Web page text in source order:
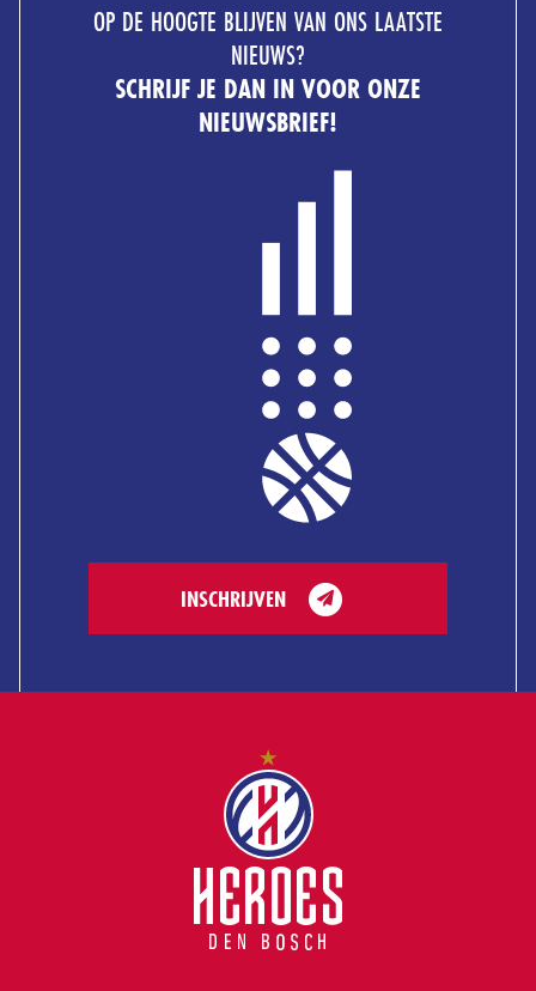
OP DE HOOGTE BLIJVEN VAN ONS LAATSTE
NIEUWS?
SCHRIJF JE DAN IN VOOR ONZE
NIEUWSBRIEF!
INSCHRIJVEN